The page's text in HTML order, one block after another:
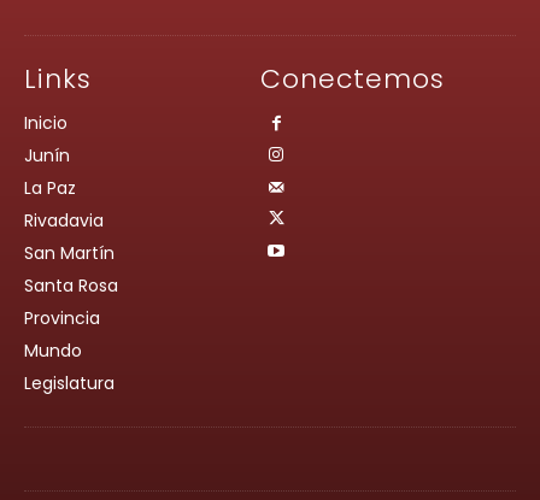
Links
Inicio
Junín
La Paz
Rivadavia
San Martín
Santa Rosa
Provincia
Mundo
Legislatura
Conectemos